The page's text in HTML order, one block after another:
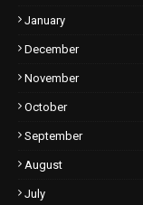
January
December
November
October
September
August
July